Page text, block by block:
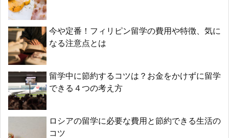
今や定番！フィリピン留学の費用や特徴、気に
なる注意点とは
留学中に節約するコツは？お金をかけずに留学
できる４つの考え方
ロシアの留学に必要な費用と節約できる生活の
コツ